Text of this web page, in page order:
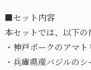
■セット内容
本セットでは、以下の
・神戸ポークのアマ
・兵庫県産バジルの